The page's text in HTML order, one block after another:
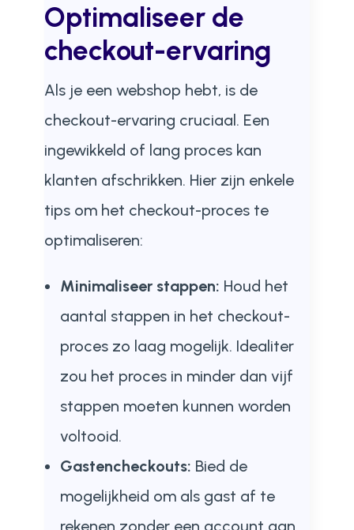
Optimaliseer de
checkout-ervaring
Als je een webshop hebt, is de
checkout-ervaring cruciaal. Een
ingewikkeld of lang proces kan
klanten afschrikken. Hier zijn enkele
tips om het checkout-proces te
optimaliseren:
Minimaliseer stappen: Houd het
aantal stappen in het checkout-
proces zo laag mogelijk. Idealiter
zou het proces in minder dan vijf
stappen moeten kunnen worden
voltooid.
Gastencheckouts: Bied de
mogelijkheid om als gast af te
rekenen zonder een account aan